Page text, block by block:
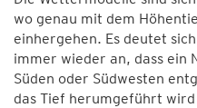
wo genau mit dem
einhergehen. Es deutet
immer wieder an, dass ein
Süden oder Südwesten
das Tief herumgeführt